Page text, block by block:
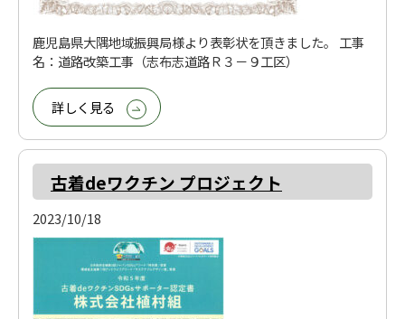
鹿児島県大隅地域振興局様より表彰状を頂きました。 工事
名：道路改築工事（志布志道路Ｒ３－９工区）
詳しく見る
古着deワクチン プロジェクト
2023/10/18